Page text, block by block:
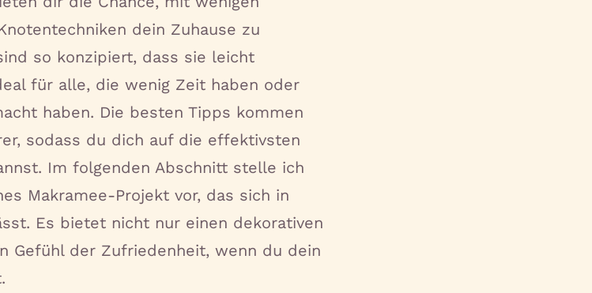
dein Zuhause zu
so konzipiert, dass sie leicht
für alle, die wenig Zeit haben oder
haben. Die besten Tipps kommen
sodass du dich auf die effektivsten
Im folgenden Abschnitt stelle ich
Makramee-Projekt vor, das sich in
Es bietet nicht nur einen dekorativen
Gefühl der Zufriedenheit, wenn du dein